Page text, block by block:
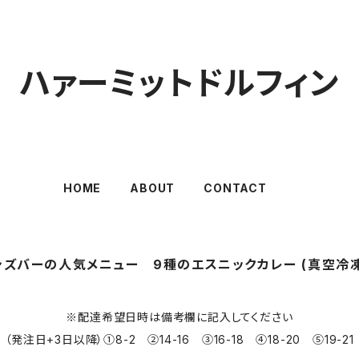
ハァーミットドルフィン
HOME ABOUT CONTACT
ズバーの人気メニュー 9種のエスニックカレー (真空冷
※配達希望日時は備考欄に記入してください
（発注日+3日以降）①8-2 ②14-16 ③16-18 ④18-20 ⑤19-21